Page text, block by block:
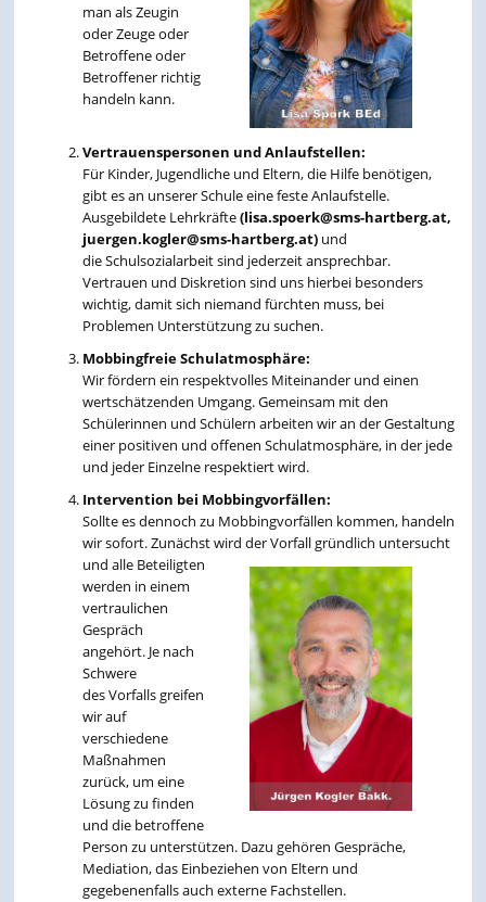
man als Zeugin
oder Zeuge oder
Betroffene oder
Betroffener richtig
handeln kann.
Vertrauenspersonen und Anlaufstellen:
Für Kinder, Jugendliche und Eltern, die Hilfe benötigen,
gibt es an unserer Schule eine feste Anlaufstelle.
Ausgebildete Lehrkräfte(lisa.spoerk@sms-hartberg.at,
juergen.kogler@sms-hartberg.at) und
die Schulsozialarbeit sind jederzeit ansprechbar.
Vertrauen und Diskretion sind uns hierbei besonders
wichtig, damit sich niemand fürchten muss, bei
Problemen Unterstützung zu suchen.
Mobbingfreie Schulatmosphäre:
Wir fördern ein respektvolles Miteinander und einen
wertschätzenden Umgang. Gemeinsam mit den
Schülerinnen und Schülern arbeiten wir an der Gestaltung
einer positiven und offenen Schulatmosphäre, in der jede
und jeder Einzelne respektiert wird.
Intervention bei Mobbingvorfällen:
Sollte es dennoch zu Mobbingvorfällen kommen, handeln
wir sofort. Zunächst wird der Vorfall gründlich untersucht
und alle Beteiligten
werden in einem
vertraulichen
Gespräch
angehört. Je nach
Schwere
des Vorfalls greifen
wir auf
verschiedene
Maßnahmen
zurück, um eine
Lösung zu finden
und die betroffene
Person zu unterstützen. Dazu gehören Gespräche,
Mediation, das Einbeziehen von Eltern und
gegebenenfalls auch externe Fachstellen.